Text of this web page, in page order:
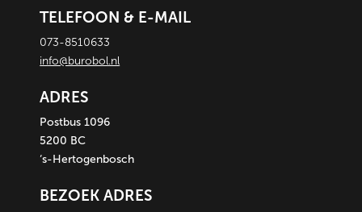
TELEFOON & E-MAIL
073-8510633
info@burobol.nl
ADRES
Postbus 1096
5200 BC
‘s-Hertogenbosch
BEZOEK ADRES